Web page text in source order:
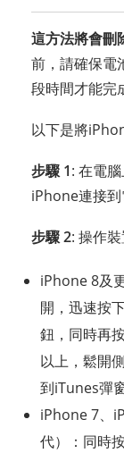
這方法將會刪
前，請確保電
段時間才能完
以下是將
步驟 1: 在電
iPhone連接到
步驟 2: 操作裝
iPhone 8及
開，迅速按
鈕，同時再
以上，鬆開
到iTunes彈
iPhone 7、
代）：同時